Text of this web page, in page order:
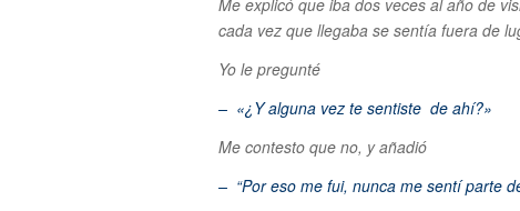
Me explicó que iba dos veces al año de
cada vez que llegaba se sentía fuera de
Yo le pregunté
– «¿Y alguna vez te sentiste de ahí?»
Me contesto que no, y añadió
– “Por eso me fui, nunca me sentí parte